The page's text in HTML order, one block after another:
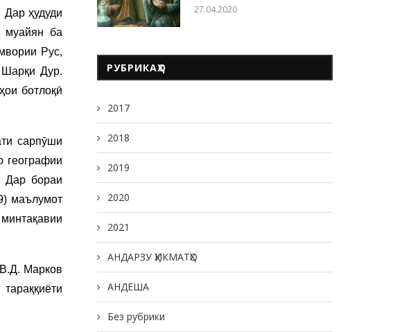
Дар ҳудуди
муайян ба
Рус,
Дур.
ботлоқӣ
сарпӯши
географии
Дар бораи
маълумот
Марков
27.04.2020
РУБРИКАҲО
2017
2018
2019
2020
2021
АНДАРЗУ ҲИКМАТҲО
АНДЕША
Без рубрики